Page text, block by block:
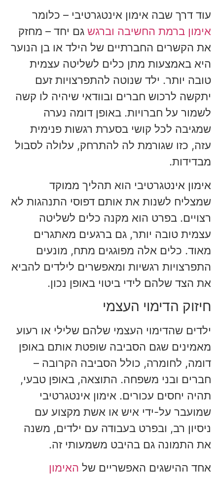
עוד דרך שבה אימון אינטגרטיבי – כלומר
אימון ברמת החשיבה וברגש גם יחד – מחזק
את הקשרים החברתיים של הילד או בן הנוער
היא באמצעות מתן כלים לשליטה עצמית
טובה יותר. ילד שנוטה להתפרצויות זעם
יתקשה לרכוש חברים ובוודאי שיהיה לו קשה
לשמור על חברויות. באופן דומה נערה
שמגיבה לכל קושי בסערת רגשות פנימית
עזה, כזו שגורמת לה להתרחק, עלולה לסבול
מבדידות.
אימון אינטגרטיבי הוא תהליך ממוקד
שמצליח לשנות את אותם דפוסי התנהגות לא
רצויים. בפרט הוא מקנה כלים לשליטה
עצמית טובה יותר, גם ברגעים מאתגרים
מאוד. כלים אלה מפוגגים מתח, מונעים
התפרצויות רגשיות ומאפשרים לילדים להביא
את הצד שלהם לידי ביטוי באופן נכון.
חיזוק הדימוי העצמי
ילדים שהדימוי העצמי שלהם שלילי או רעוע
מאמינים שגם הסביבה שופטת אותם באופן
דומה, לחומרה, כולל הסביבה הקרובה –
חברים ובני משפחה. התוצאה, באופן טבעי,
תהיה יחסים עכורים. אימון אינטגרטיבי
שמועבר על-ידי איש או אשת מקצוע עם
ניסיון רב, ובפרט בעבודה עם ילדים, משנה
את התמונה גם בהיבט משמעותי זה.
אחד ההישגים האפשריים של האימון